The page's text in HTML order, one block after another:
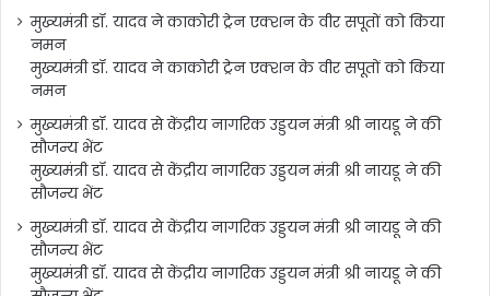
मुख्यमंत्री डॉ. यादव ने काकोरी ट्रेन एक्शन के वीर सपूतों को किया
नमन
मुख्यमंत्री डॉ. यादव ने काकोरी ट्रेन एक्शन के वीर सपूतों को किया
नमन
मुख्यमंत्री डॉ. यादव से केंद्रीय नागरिक उड्डयन मंत्री श्री नायडू ने की
सौजन्य भेंट
मुख्यमंत्री डॉ. यादव से केंद्रीय नागरिक उड्डयन मंत्री श्री नायडू ने की
सौजन्य भेंट
मुख्यमंत्री डॉ. यादव से केंद्रीय नागरिक उड्डयन मंत्री श्री नायडू ने की
सौजन्य भेंट
मुख्यमंत्री डॉ. यादव से केंद्रीय नागरिक उड्डयन मंत्री श्री नायडू ने की